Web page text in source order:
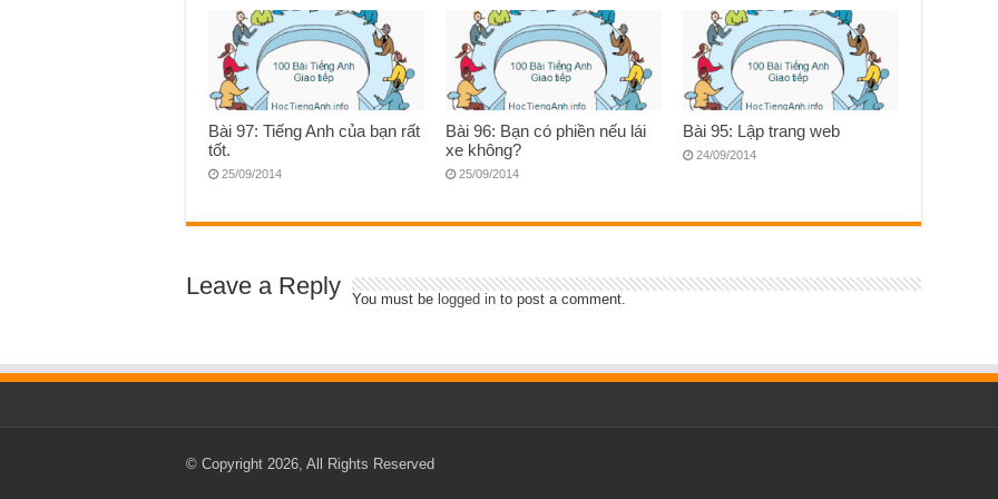
Bài 97: Tiếng Anh của bạn rất
tốt.
25/09/2014
Bài 96: Bạn có phiền nếu lái
xe không?
25/09/2014
Bài 95: Lập trang web
24/09/2014
Leave a Reply You must be logged in to post a comment.
© Copyright 2026, All Rights Reserved